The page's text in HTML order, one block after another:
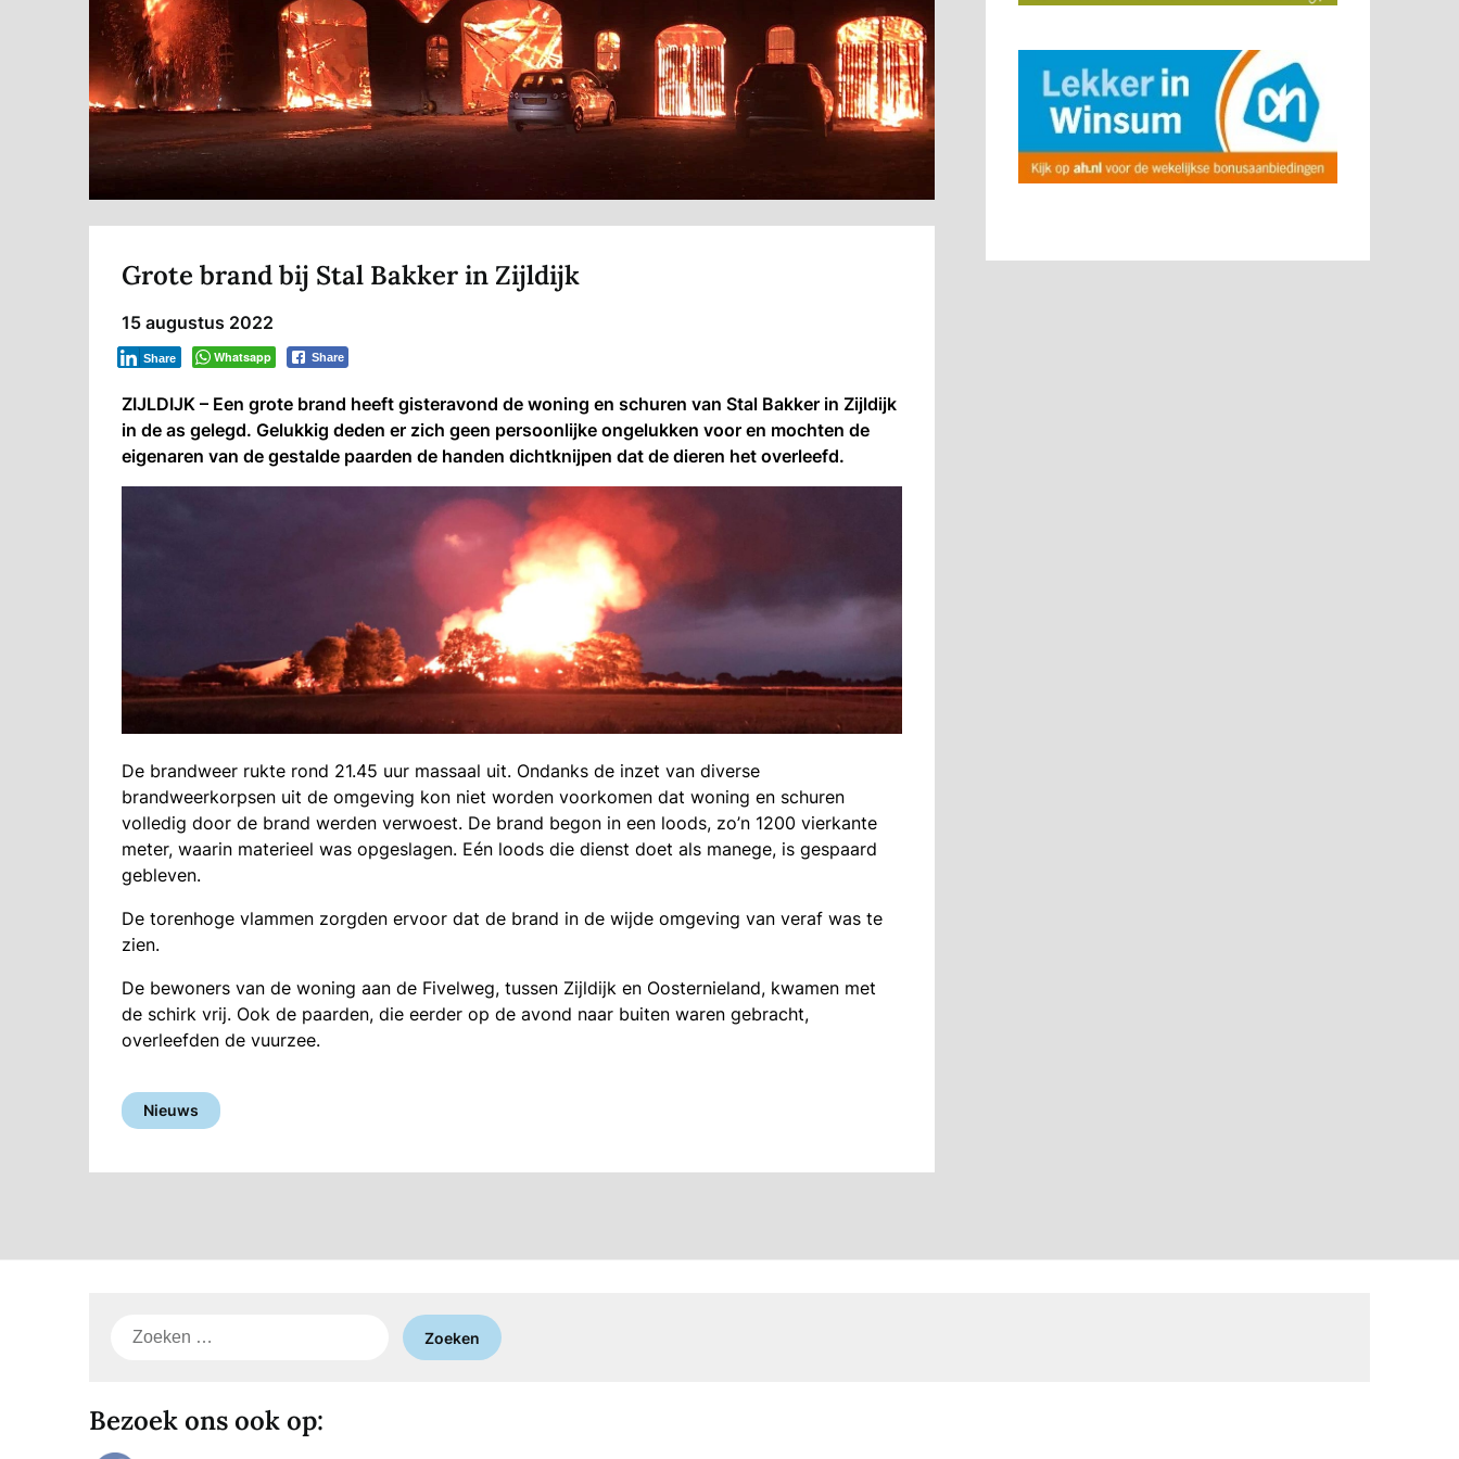
Grote brand bij Stal Bakker in Zijldijk
15 augustus 2022
Whatsapp Share
Share
ZIJLDIJK – Een grote brand heeft gisteravond de woning en schuren van Stal Bakker in Zijldijk
in de as gelegd. Gelukkig deden er zich geen persoonlijke ongelukken voor en mochten de
eigenaren van de gestalde paarden de handen dichtknijpen dat de dieren het overleefd.
De brandweer rukte rond 21.45 uur massaal uit. Ondanks de inzet van diverse
brandweerkorpsen uit de omgeving kon niet worden voorkomen dat woning en schuren
volledig door de brand werden verwoest. De brand begon in een loods, zo’n 1200 vierkante
meter, waarin materieel was opgeslagen. Eén loods die dienst doet als manege, is gespaard
gebleven.
De torenhoge vlammen zorgden ervoor dat de brand in de wijde omgeving van veraf was te
zien.
De bewoners van de woning aan de Fivelweg, tussen Zijldijk en Oosternieland, kwamen met
de schirk vrij. Ook de paarden, die eerder op de avond naar buiten waren gebracht,
overleefden de vuurzee.
Nieuws
Zoeken
Bezoek ons ook op: